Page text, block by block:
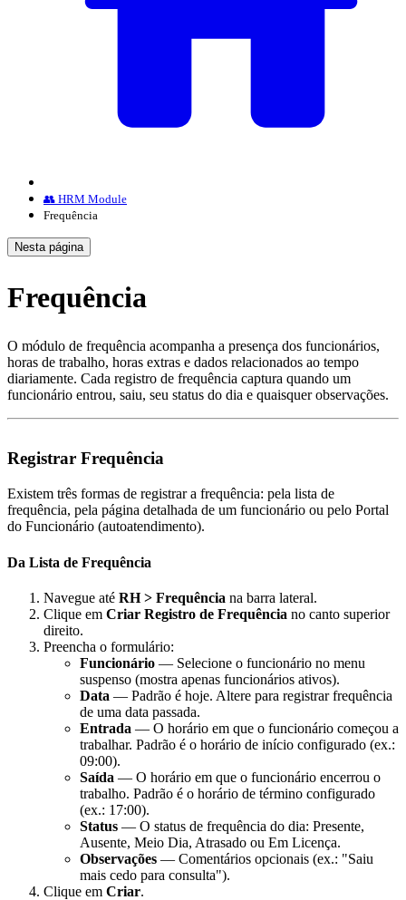
👥 HRM Module
Frequência
Nesta página
Frequência
O módulo de frequência acompanha a presença dos funcionários,
horas de trabalho, horas extras e dados relacionados ao tempo
diariamente. Cada registro de frequência captura quando um
funcionário entrou, saiu, seu status do dia e quaisquer observações.
Registrar Frequência
Existem três formas de registrar a frequência: pela lista de
frequência, pela página detalhada de um funcionário ou pelo Portal
do Funcionário (autoatendimento).
Da Lista de Frequência
Navegue até RH > Frequência na barra lateral.
Clique em Criar Registro de Frequência no canto superior
direito.
Preencha o formulário:
Funcionário — Selecione o funcionário no menu
suspenso (mostra apenas funcionários ativos).
Data — Padrão é hoje. Altere para registrar frequência
de uma data passada.
Entrada — O horário em que o funcionário começou a
trabalhar. Padrão é o horário de início configurado (ex.:
09:00).
Saída — O horário em que o funcionário encerrou o
trabalho. Padrão é o horário de término configurado
(ex.: 17:00).
Status — O status de frequência do dia: Presente,
Ausente, Meio Dia, Atrasado ou Em Licença.
Observações — Comentários opcionais (ex.: "Saiu
mais cedo para consulta").
Clique em Criar.